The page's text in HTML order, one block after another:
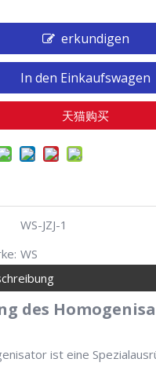
erkundigen
In den Einkaufswagen
天猫购买
WS-JZJ-1
WS
des
ist eine